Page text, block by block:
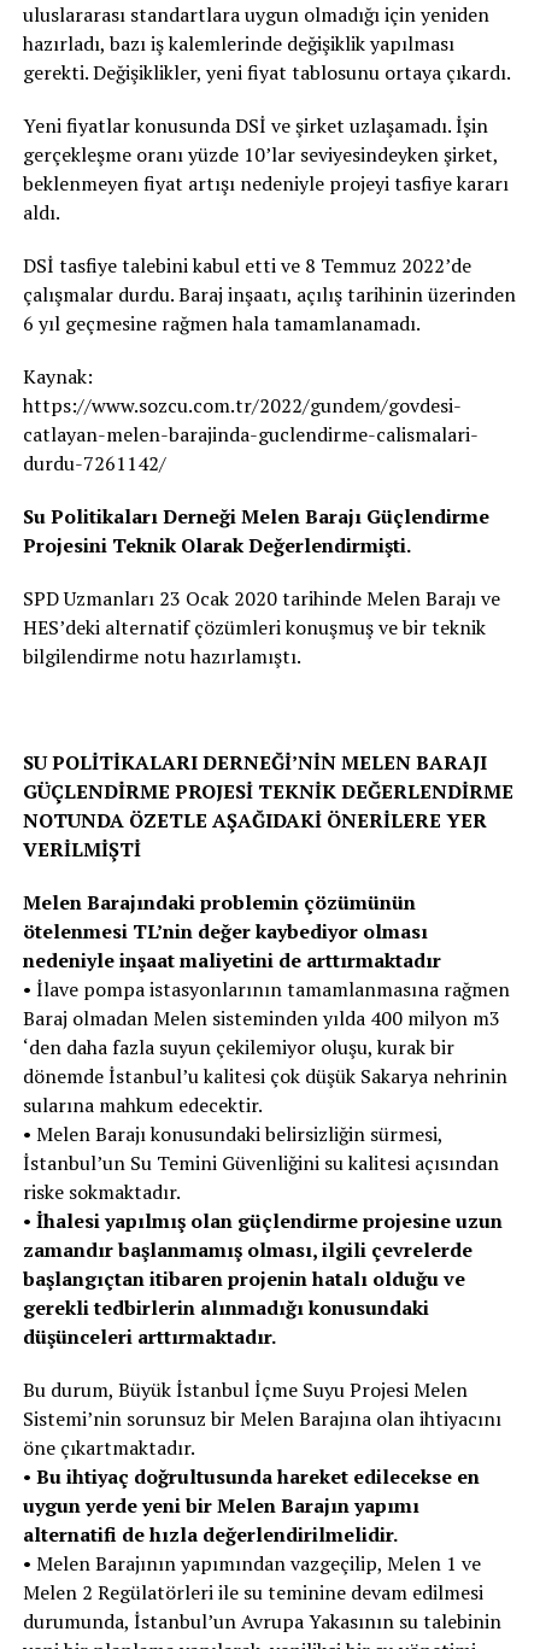
uluslararası standartlara uygun olmadığı için yeniden
hazırladı, bazı iş kalemlerinde değişiklik yapılması
gerekti. Değişiklikler, yeni fiyat tablosunu ortaya çıkardı.
Yeni fiyatlar konusunda DSİ ve şirket uzlaşamadı. İşin
gerçekleşme oranı yüzde 10’lar seviyesindeyken şirket,
beklenmeyen fiyat artışı nedeniyle projeyi tasfiye kararı
aldı.
DSİ tasfiye talebini kabul etti ve 8 Temmuz 2022’de
çalışmalar durdu. Baraj inşaatı, açılış tarihinin üzerinden
6 yıl geçmesine rağmen hala tamamlanamadı.
Kaynak:
https://www.sozcu.com.tr/2022/gundem/govdesi-
catlayan-melen-barajinda-guclendirme-calismalari-
durdu-7261142/
Su Politikaları Derneği Melen Barajı Güçlendirme
Projesini Teknik Olarak Değerlendirmişti.
SPD Uzmanları 23 Ocak 2020 tarihinde Melen Barajı ve
HES’deki alternatif çözümleri konuşmuş ve bir teknik
bilgilendirme notu hazırlamıştı.
SU POLİTİKALARI DERNEĞİ’NİN MELEN BARAJI
GÜÇLENDİRME PROJESİ TEKNİK DEĞERLENDİRME
NOTUNDA ÖZETLE AŞAĞIDAKİ ÖNERİLERE YER
VERİLMİŞTİ
Melen Barajındaki problemin çözümünün
ötelenmesi TL’nin değer kaybediyor olması
nedeniyle inşaat maliyetini de arttırmaktadır
• İlave pompa istasyonlarının tamamlanmasına rağmen
Baraj olmadan Melen sisteminden yılda 400 milyon m3
‘den daha fazla suyun çekilemiyor oluşu, kurak bir
dönemde İstanbul’u kalitesi çok düşük Sakarya nehrinin
sularına mahkum edecektir.
• Melen Barajı konusundaki belirsizliğin sürmesi,
İstanbul’un Su Temini Güvenliğini su kalitesi açısından
riske sokmaktadır.
• İhalesi yapılmış olan güçlendirme projesine uzun
zamandır başlanmamış olması, ilgili çevrelerde
başlangıçtan itibaren projenin hatalı olduğu ve
gerekli tedbirlerin alınmadığı konusundaki
düşünceleri arttırmaktadır.
Bu durum, Büyük İstanbul İçme Suyu Projesi Melen
Sistemi’nin sorunsuz bir Melen Barajına olan ihtiyacını
öne çıkartmaktadır.
• Bu ihtiyaç doğrultusunda hareket edilecekse en
uygun yerde yeni bir Melen Barajın yapımı
alternatifi de hızla değerlendirilmelidir.
• Melen Barajının yapımından vazgeçilip, Melen 1 ve
Melen 2 Regülatörleri ile su teminine devam edilmesi
durumunda, İstanbul’un Avrupa Yakasının su talebinin